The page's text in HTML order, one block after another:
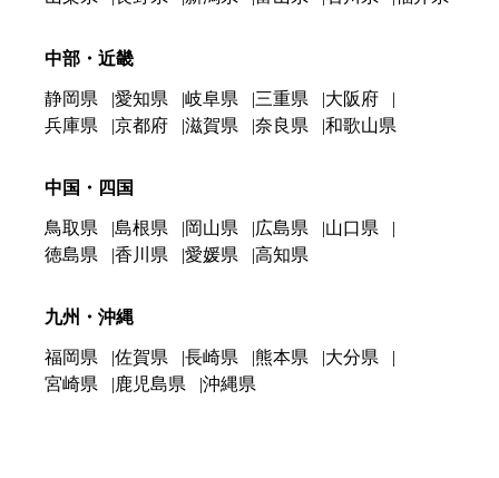
中部・近畿
静岡県 愛知県 岐阜県 三重県
大阪府
兵庫県
京都府 滋賀県 奈良県 和歌山県
中国・四国
鳥取県 島根県 岡山県 広島県
山口県
徳島県
香川県 愛媛県 高知県
九州・沖縄
福岡県 佐賀県 長崎県 熊本県
大分県
宮崎県
鹿児島県 沖縄県